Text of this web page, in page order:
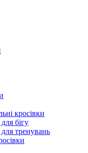
кросівки
бігу
тренувань